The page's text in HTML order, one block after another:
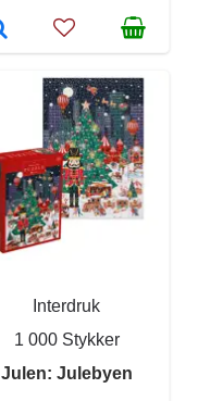
Interdruk
1 000 Stykker
Julen: Julebyen